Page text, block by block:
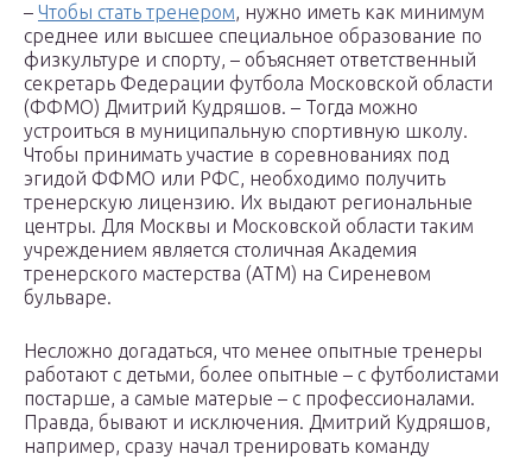
– Чтобы стать тренером, нужно иметь как минимум
среднее или высшее специальное образование по
физкультуре и спорту, – объясняет ответственный
секретарь Федерации футбола Московской области
(ФФМО) Дмитрий Кудряшов. – Тогда можно
устроиться в муниципальную спортивную школу.
Чтобы принимать участие в соревнованиях под
эгидой ФФМО или РФС, необходимо получить
тренерскую лицензию. Их выдают региональные
центры. Для Москвы и Московской области таким
учреждением является столичная Академия
тренерского мастерства (АТМ) на Сиреневом
бульваре.
Несложно догадаться, что менее опытные тренеры
работают с детьми, более опытные – с футболистами
постарше, а самые матерые – с профессионалами.
Правда, бывают и исключения. Дмитрий Кудряшов,
например, сразу начал тренировать команду